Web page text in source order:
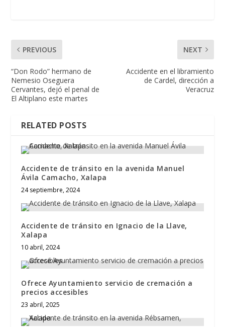
PREVIOUS
“Don Rodo” hermano de
Nemesio Oseguera
Cervantes, dejó el penal de
El Altiplano este martes
NEXT
Accidente en el libramiento
de Cardel, dirección a
Veracruz
RELATED POSTS
Accidente de tránsito en la avenida Manuel
Ávila Camacho, Xalapa
24 septiembre, 2024
Accidente de tránsito en Ignacio de la Llave,
Xalapa
10 abril, 2024
Ofrece Ayuntamiento servicio de cremación a
precios accesibles
23 abril, 2025